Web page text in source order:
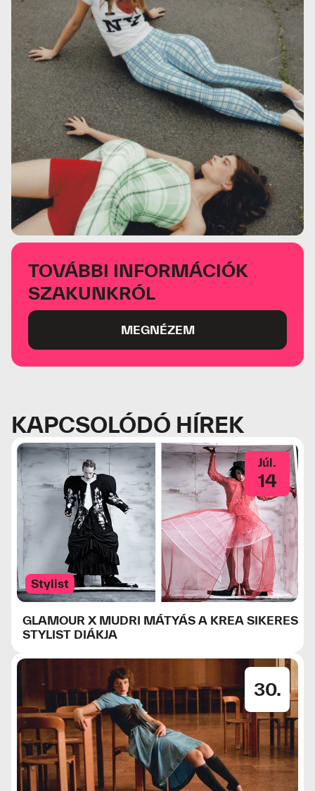
TOVÁBBI INFORMÁCIÓK
SZAKUNKRÓL
MEGNÉZEM
KAPCSOLÓDÓ HÍREK
Júl.
14
Stylist
GLAMOUR X MUDRI MÁTYÁS A KREA SIKERES
STYLIST DIÁKJA
30.